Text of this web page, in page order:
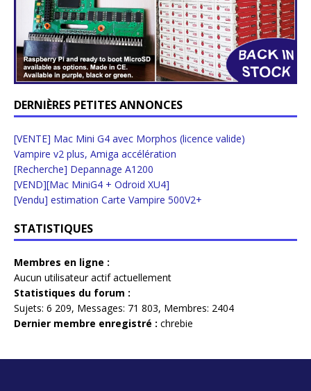
DERNIÈRES PETITES ANNONCES
[VENTE] Mac Mini G4 avec Morphos (licence valide)
Vampire v2 plus, Amiga accélération
[Recherche] Depannage A1200
[VEND][Mac MiniG4 + Odroid XU4]
[Vendu] estimation Carte Vampire 500V2+
STATISTIQUES
Membres en ligne :
Aucun utilisateur actif actuellement
Statistiques du forum :
Sujets: 6 209, Messages: 71 803, Membres: 2404
Dernier membre enregistré : chrebie